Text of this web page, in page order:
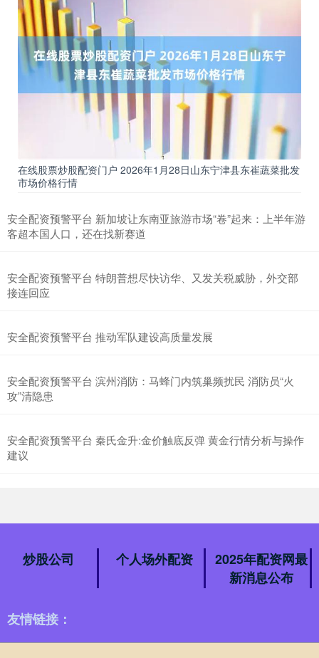
在线股票炒股配资门户 2026年1月28日山东宁津县东崔蔬菜批发
市场价格行情
安全配资预警平台 新加坡让东南亚旅游市场“卷”起来：上半年游
客超本国人口，还在找新赛道
安全配资预警平台 特朗普想尽快访华、又发关税威胁，外交部
接连回应
安全配资预警平台 推动军队建设高质量发展
安全配资预警平台 滨州消防：马蜂门内筑巢频扰民 消防员“火
攻”清隐患
安全配资预警平台 秦氏金升:金价触底反弹 黄金行情分析与操作
建议
炒股公司 个人场外配资
2025年配资网最
新消息公布
友情链接：